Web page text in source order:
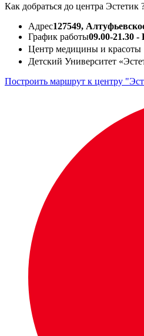
Как добраться до центра Эстетик
Адрес127549,
График работы09.00-21.30
Центр медицины и красоты
Детский Университет
Построить маршрут к центру